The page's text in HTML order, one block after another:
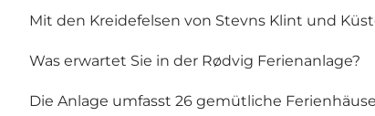
Mit den Kreidefelsen von Stevns Klint und
Was erwartet Sie in der Rødvig Ferienanlage?
Die Anlage umfasst 26 gemütliche